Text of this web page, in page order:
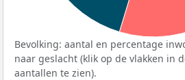
Bevolking: aantal en percentage
naar geslacht (klik op de vlakken in
aantallen te zien).